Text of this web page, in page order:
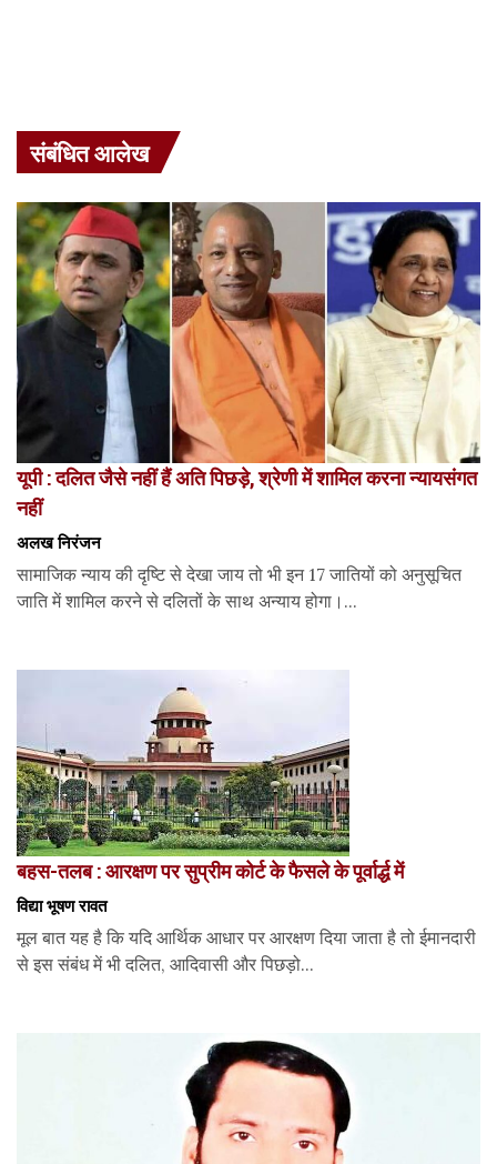
संबंधित आलेख
यूपी : दलित जैसे नहीं हैं अति पिछड़े, श्रेणी में शामिल करना न्यायसंगत
नहीं
अलख निरंजन
सामाजिक न्याय की दृष्टि से देखा जाय तो भी इन 17 जातियों को अनुसूचित
जाति में शामिल करने से दलितों के साथ अन्याय होगा।...
बहस-तलब : आरक्षण पर सुप्रीम कोर्ट के फैसले के पूर्वार्द्ध में
विद्या भूषण रावत
मूल बात यह है कि यदि आर्थिक आधार पर आरक्षण दिया जाता है तो ईमानदारी
से इस संबंध में भी दलित, आदिवासी और पिछड़ो...